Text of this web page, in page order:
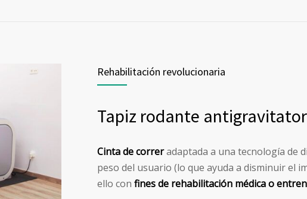
Rehabilitación revolucionaria
Tapiz rodante
Cinta de correradaptada a una tecnología de
peso del usuario (lo que ayuda a disminuir el
ello con fines de rehabilitación médica o